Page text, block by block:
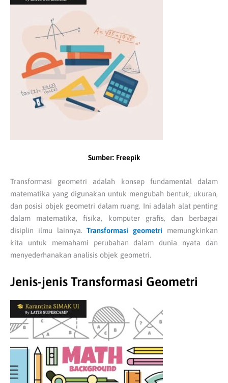
Sumber: Freepik
Transformasi geometri adalah konsep fundamental dalam
matematika yang digunakan untuk mengubah bentuk, ukuran,
dan posisi objek geometri dalam ruang. Ini adalah alat penting
dalam matematika, fisika, komputer grafis, dan berbagai
disiplin ilmu lainnya.Transformasi geometri memungkinkan
kita untuk memahami perubahan dalam dunia nyata dan
menyederhanakan analisis objek geometri.
Jenis-jenis Transformasi Geometri